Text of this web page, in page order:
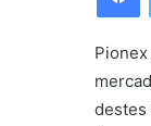
destes